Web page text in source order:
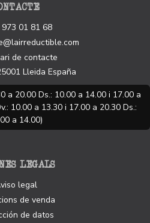
01 81 68
de contacte
Lleida España
a 20.00 Ds.: 10.00 a 14.00 i 17.00 a
10.00 a 13.30 i 17.00 a 20.30 Ds.:
a 14.00)
LEGALS
legal
de venda
de datos